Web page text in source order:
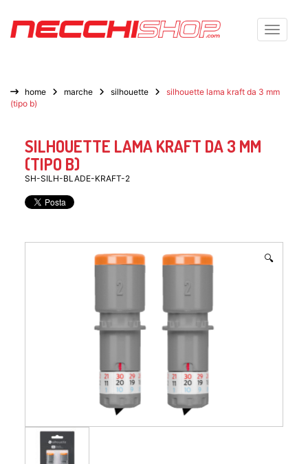
Toggle
home marche silhouette
silhouette lama kraft da 3 mm
(tipo b)
SILHOUETTE LAMA KRAFT DA 3 MM
(TIPO B)
SH-SILH-BLADE-KRAFT-2
🔍